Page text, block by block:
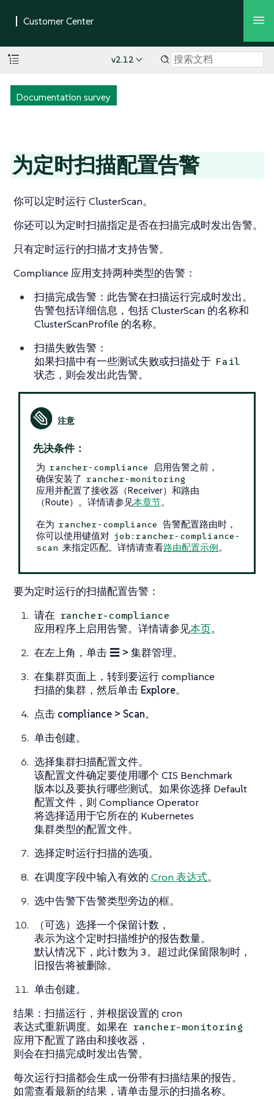
v2.12
Documentation survey
为定时扫描配置告警
你可以定时运行 ClusterScan。
你还可以为定时扫描指定是否在扫描完成时发出告警。
只有定时运行的扫描才支持告警。
Compliance 应用支持两种类型的告警：
扫描完成告警：此告警在扫描运行完成时发出。
告警包括详细信息，包括 ClusterScan 的名称和
ClusterScanProfile 的名称。
扫描失败告警：
如果扫描中有一些测试失败或扫描处于 Fail
状态，则会发出此告警。
先决条件：
为 rancher-compliance
启用告警之前，
确保安装了 rancher-monitoring
应用并配置了接收器（Receiver）和路由
（Route）。详情请参见本章节。
在为 rancher-compliance 告警配置路由时，
你可以使用键值对 job:rancher-compliance-
scan 来指定匹配。详情请查看路由配置示例。
要为定时运行的扫描配置告警：
请在 rancher-compliance
应用程序上启用告警。详情请参见本页。
在左上角，单击 ☰ > 集群管理。
在集群页面上，转到要运行 compliance
扫描的集群，然后单击 Explore。
点击 compliance > Scan。
单击创建。
选择集群扫描配置文件。
该配置文件确定要使用哪个 CIS Benchmark
版本以及要执行哪些测试。如果你选择 Default
配置文件，则 Compliance Operator
将选择适用于它所在的 Kubernetes
集群类型的配置文件。
选择定时运行扫描的选项。
在调度字段中输入有效的 Cron 表达式。
选中告警下告警类型旁边的框。
（可选）选择一个保留计数 ，
表示为这个定时扫描维护的报告数量。
默认情况下，此计数为 3。超过此保留限制时，
旧报告将被删除。
单击创建。
结果 ：扫描运行，并根据设置的 cron
表达式重新调度。如果在 rancher-monitoring
应用下配置了路由和接收器，
则会在扫描完成时发出告警。
每次运行扫描都会生成一份带有扫描结果的报告。
如需查看最新的结果，请单击显示的扫描名称。